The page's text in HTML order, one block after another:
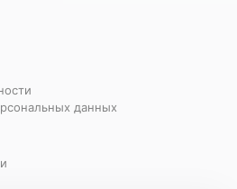
данных